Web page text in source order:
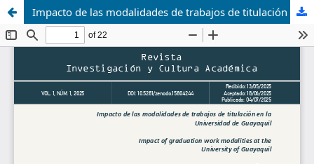
Impacto de las modalidades de trabajos de titulación en la Universidad de Guayaquil